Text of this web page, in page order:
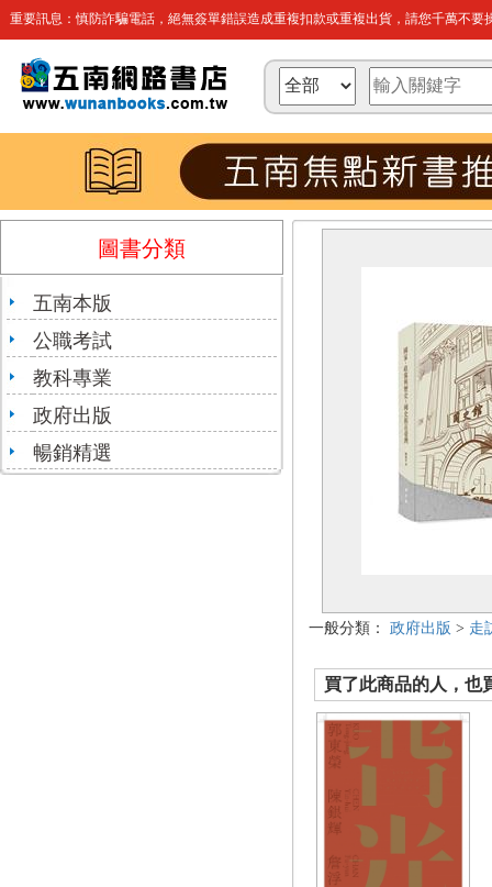
重要訊息：慎防詐騙電話，絕無簽單錯誤造成重複扣款或重複出貨，請您千萬不要
圖書分類
五南本版
公職考試
教科專業
政府出版
暢銷精選
一般分類： 政府出版 > 走
買了此商品的人，也